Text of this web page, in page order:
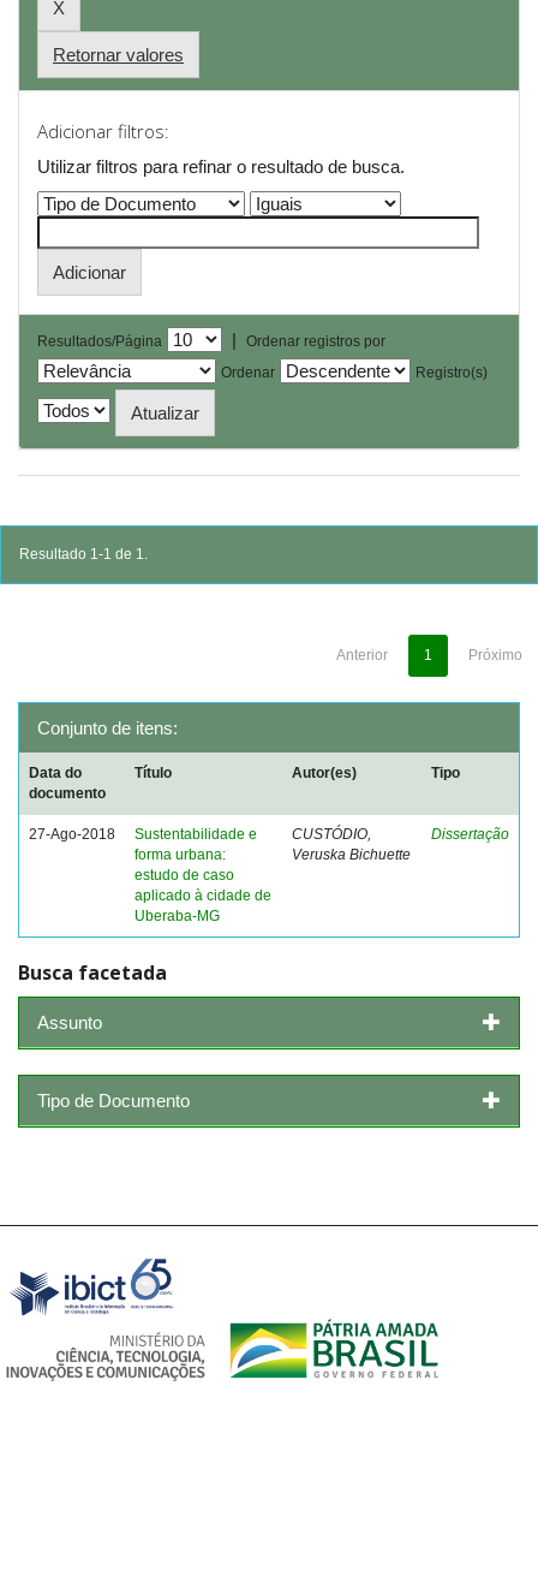
Retornar valores
Adicionar filtros:
Utilizar filtros para refinar o resultado de busca.
Resultados/Página |
Ordenar registros por
Ordenar
Registro(s)
Resultado 1-1 de 1.
Anterior 1 Próximo
Conjunto de itens:
Data do
documento
Título Autor(es) Tipo
27-Ago-2018
Sustentabilidade e
forma urbana:
estudo de caso
aplicado à cidade de
Uberaba-MG
CUSTÓDIO,
Veruska Bichuette
Dissertação
Busca facetada
Assunto
Tipo de Documento